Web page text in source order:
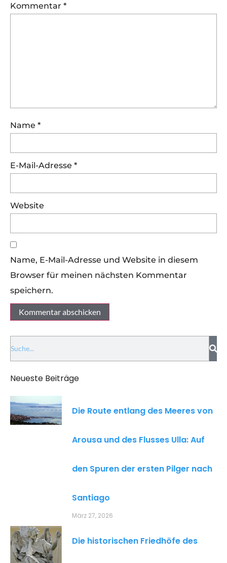
Kommentar *
Name *
E-Mail-Adresse *
Website
Name, E-Mail-Adresse und Website in diesem
Browser für meinen nächsten Kommentar
speichern.
Neueste Beiträge
Die Route entlang des Meeres von
Arousa und des Flusses Ulla: Auf
den Spuren der ersten Pilger nach
Santiago
März 27, 2026
Die historischen Friedhöfe des